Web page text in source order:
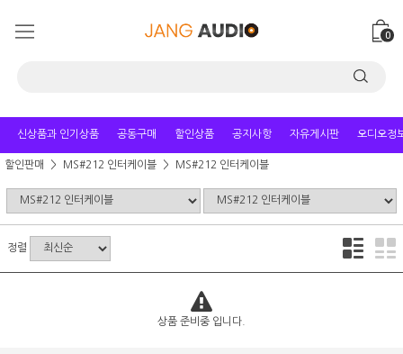
0
신상품과 인기상품 공동구매 할인상품 공지사항 자유게시판 오디오정
할인판매 MS#212 인터케이블 MS#212 인터케이블
정렬
상품 준비중 입니다.